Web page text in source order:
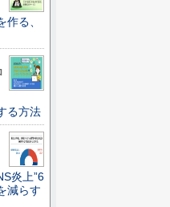
る、
る方法
炎上”6
減らす